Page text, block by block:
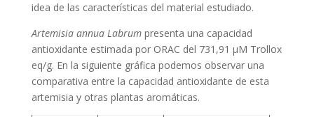
idea de las características del material estudiado.
Artemisia annua Labrumpresenta una capacidad
antioxidante estimada por ORAC del 731,91 µM Trollox
eq/g. En la siguiente gráfica podemos observar una
comparativa entre la capacidad antioxidante de esta
artemisia y otras plantas aromáticas.